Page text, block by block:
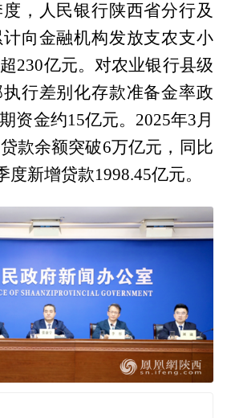
，人民银行陕西省分行及
向金融机构发放支农支小
230亿元。对农业银行县级
行差别化存款准备金率政
资金约15亿元。2025年3月
款余额突破6万亿元，同比
度新增贷款1998.45亿元。